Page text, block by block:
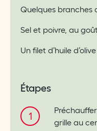
Quelques branches
Sel et poivre, au
Un filet d’huile d’olive
Étapes
grille au